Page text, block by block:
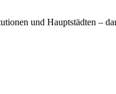
und Hauptstädten –